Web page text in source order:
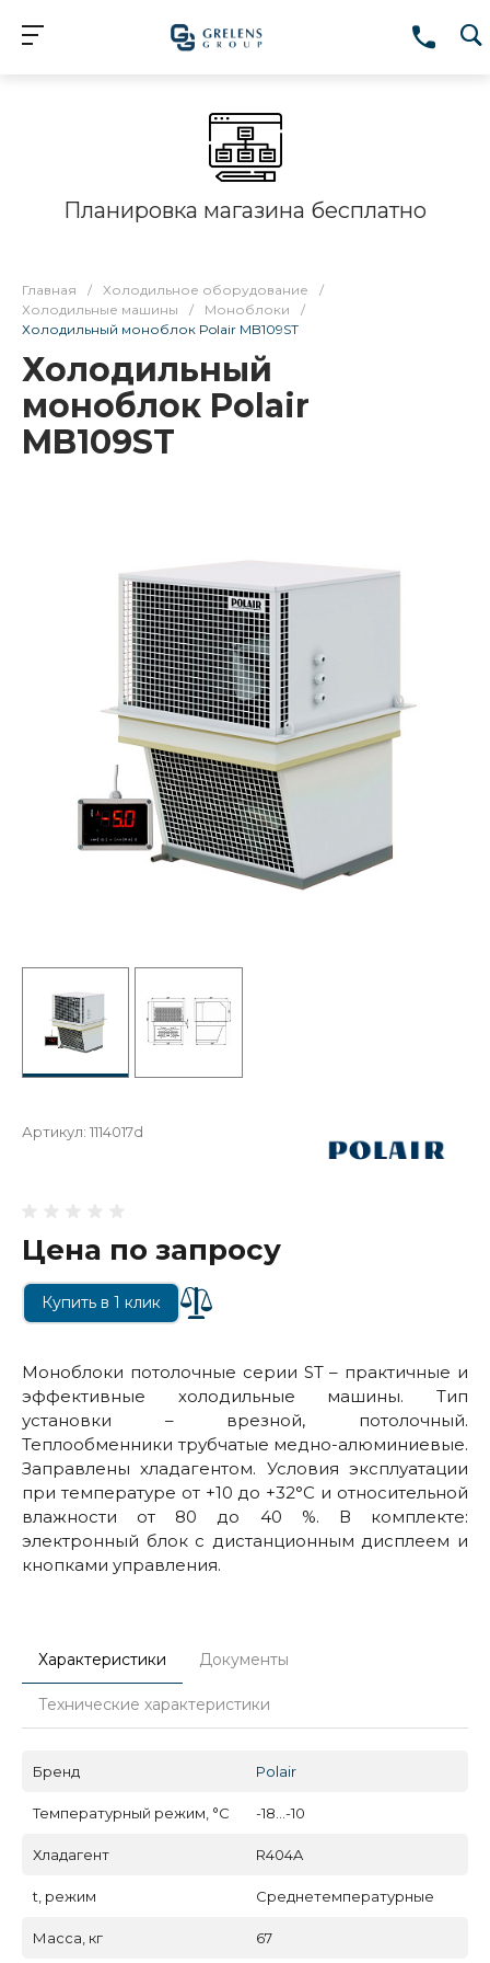
Планировка магазина бесплатно
Главная / Холодильное оборудование
/
Холодильные машины
/ Моноблоки
/
Холодильный моноблок Polair MB109ST
Холодильный
моноблок Polair
MB109ST
Артикул: 1114017d
Цена по запросу
Купить в 1 клик
Моноблоки потолочные серии SТ – практичные и
эффективные холодильные машины. Тип
установки – врезной, потолочный.
Теплообменники трубчатые медно-алюминиевые.
Заправлены хладагентом. Условия эксплуатации
при температуре от +10 до +32°С и относительной
влажности от 80 до 40 %. В комплекте:
электронный блок с дистанционным дисплеем и
кнопками управления.
Характеристики Документы
Технические характеристики
Бренд Polair
Температурный режим, °C -18...-10
Хладагент R404A
t, режим Среднетемпературные
Масса, кг 67